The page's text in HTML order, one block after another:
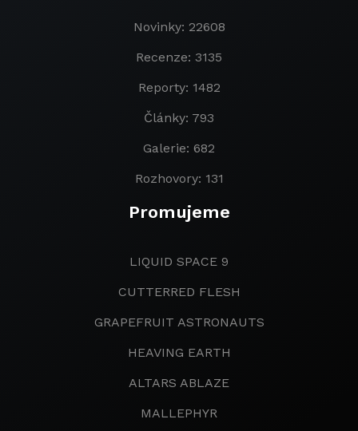
Novinky: 22608
Recenze: 3135
Reporty: 1482
Články: 793
Galerie: 682
Rozhovory: 131
Promujeme
LIQUID SPACE 9
CUTTERRED FLESH
GRAPEFRUIT ASTRONAUTS
HEAVING EARTH
ALTARS ABLAZE
MALLEPHYR